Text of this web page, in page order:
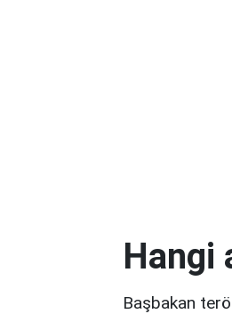
Hangi
Başbakan